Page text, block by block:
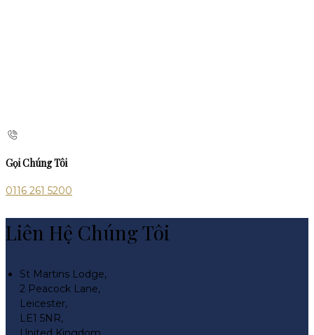
Gọi Chúng Tôi
0116 261 5200
Liên Hệ Chúng Tôi
St Martins Lodge,
2 Peacock Lane,
Leicester,
LE1 5NR,